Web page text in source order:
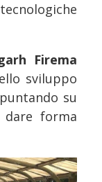
Firema
sviluppo
su
dare forma